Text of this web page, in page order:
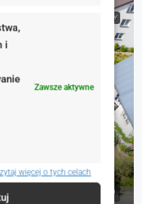
i
Zawsze aktywne
więcej o tych celach
RYNEK WTÓRNY